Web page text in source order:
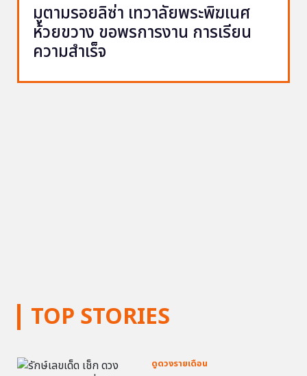
TOP STORIES
ดูดวงรายเดือน
มูตามรอยลิซ่า เทวาลัยพระพิฆเนศ
ห้วยขวาง ขอพรการงาน การเรียน
ความสำเร็จ